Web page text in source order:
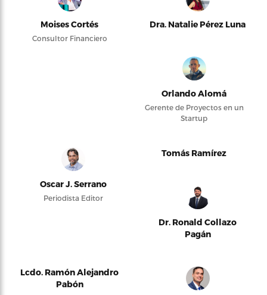
Moises Cortés
Consultor Financiero
Dra. Natalie Pérez Luna
Orlando Alomá
Gerente de Proyectos en un
Startup
Oscar J. Serrano
Periodista Editor
Tomás Ramírez
Dr. Ronald Collazo
Pagán
Lcdo. Ramón Alejandro
Pabón